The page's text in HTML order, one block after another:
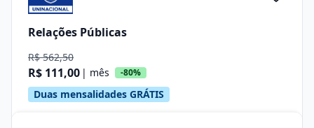
Relações Públicas
R$ 562,50
R$ 111,00 | mês -80%
Duas mensalidades GRÁTIS